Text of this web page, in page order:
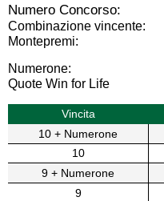
Numero Concorso:
Combinazione vincente:
Montepremi:
Numerone:
Quote Win for Life
Vincita
10 + Numerone
10
9 + Numerone
9